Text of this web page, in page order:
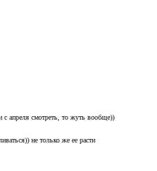
с апреля смотреть, то жуть вообще))
не только же ее расти